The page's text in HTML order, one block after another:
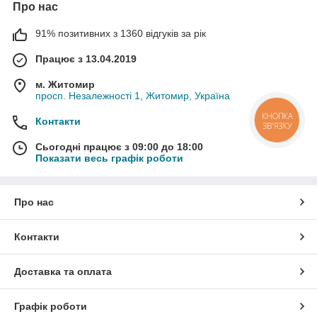
Про нас
91% позитивних з 1360 відгуків за рік
Працює з 13.04.2019
м. Житомир
просп. Незалежності 1, Житомир, Україна
Контакти
Сьогодні працює з 09:00 до 18:00
Показати весь графік роботи
Про нас
Контакти
Доставка та оплата
Графік роботи
КНОПКА
ЗВ'ЯЗКУ